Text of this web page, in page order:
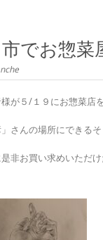
でお惣菜
が５/１９にお惣菜店を
さんの場所にできる
非お買い求めいただけ